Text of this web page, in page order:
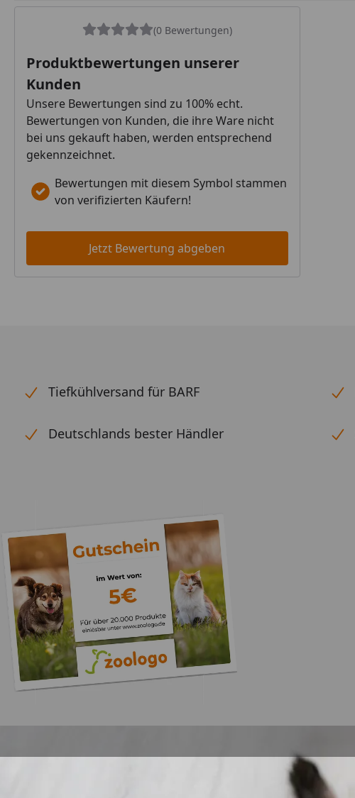
(0 Bewertungen)
Produktbewertungen unserer
Kunden
Unsere Bewertungen sind zu 100% echt.
Bewertungen von Kunden, die ihre Ware nicht
bei uns gekauft haben, werden entsprechend
gekennzeichnet.
Bewertungen mit diesem Symbol stammen
von verifizierten Käufern!
Jetzt Bewertung abgeben
Tiefkühlversand für BARF
Deutschlands bester Händler